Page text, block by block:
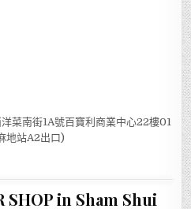
菜南街1A號百寶利商業中心22樓01